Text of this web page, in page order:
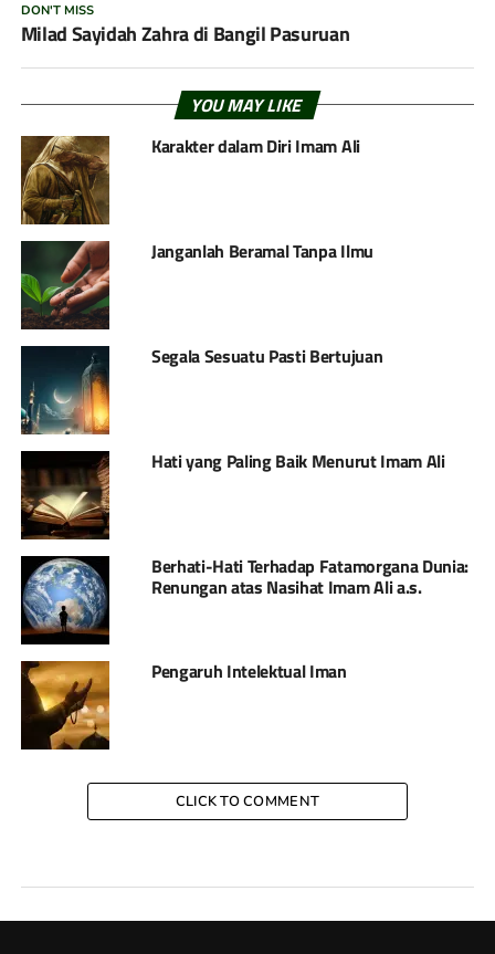
DON'T MISS
Milad Sayidah Zahra di Bangil Pasuruan
YOU MAY LIKE
Karakter dalam Diri Imam Ali
Janganlah Beramal Tanpa Ilmu
Segala Sesuatu Pasti Bertujuan
Hati yang Paling Baik Menurut Imam Ali
Berhati-Hati Terhadap Fatamorgana Dunia:
Renungan atas Nasihat Imam Ali a.s.
Pengaruh Intelektual Iman
CLICK TO COMMENT